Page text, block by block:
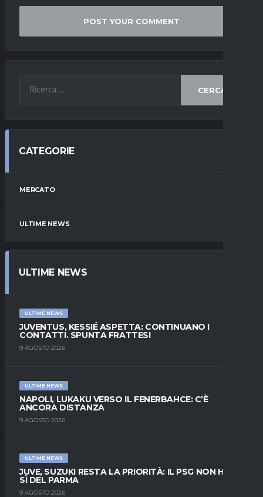
CERCA
CATEGORIE
MERCATO
ULTIME NEWS
ULTIME NEWS
ULTIME NEWS
JUVENTUS, KESSIÉ ASPETTA: CONTINUANO I
CONTATTI. SPUNTA FRATTESI
9 AGOSTO 2026
ULTIME NEWS
NAPOLI, LUKAKU VERSO IL FENERBAHCE: C’È
ANCORA DISTANZA
9 AGOSTO 2026
ULTIME NEWS
JUVE, SUZUKI RESTA LA PRIORITÀ: IL PSG NON HA IL
SÌ DEL PARMA
9 AGOSTO 2026